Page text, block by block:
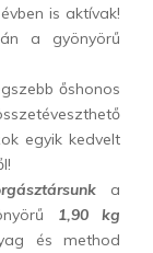
is aktívak!
a gyönyörű
őshonos
egyik kedvelt
a
1,90 kg
és method